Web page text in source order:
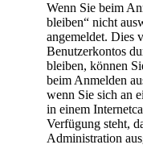
Wenn Sie beim
bleiben“ nicht
angemeldet. Dies
Benutzerkontos
bleiben, können
beim Anmelden
wenn Sie sich an
in einem
Verfügung steht,
Administration